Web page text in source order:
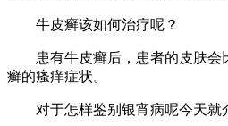
牛皮癣该如何治疗呢？
患有牛皮癣后，患者的皮肤会比
癣的瘙痒症状。
对于怎样鉴别银宵病呢今天就